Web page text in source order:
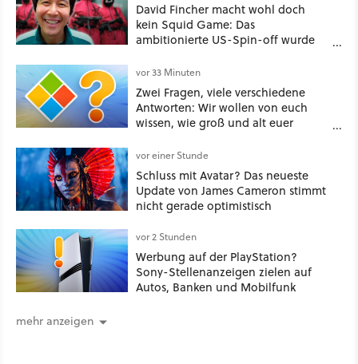
David Fincher macht wohl doch
kein Squid Game: Das
ambitionierte US-Spin-off wurde
vor 33 Minuten
Zwei Fragen, viele verschiedene
Antworten: Wir wollen von euch
wissen, wie groß und alt euer
vor einer Stunde
Schluss mit Avatar? Das neueste
Update von James Cameron stimmt
nicht gerade optimistisch
vor 2 Stunden
Werbung auf der PlayStation?
Sony-Stellenanzeigen zielen auf
Autos, Banken und Mobilfunk
mehr anzeigen